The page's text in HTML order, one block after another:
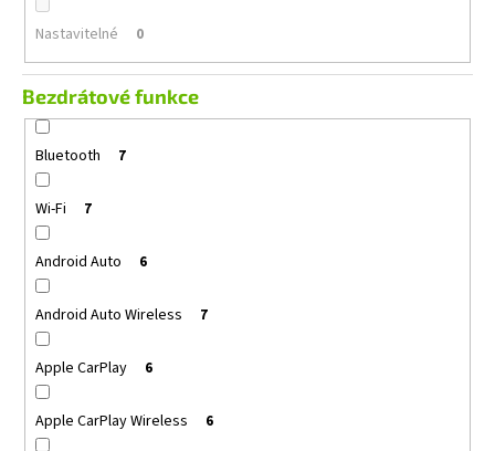
Nastavitelné 0
Bezdrátové funkce
Bluetooth 7
Wi-Fi 7
Android Auto 6
Android Auto Wireless 7
Apple CarPlay 6
Apple CarPlay Wireless 6